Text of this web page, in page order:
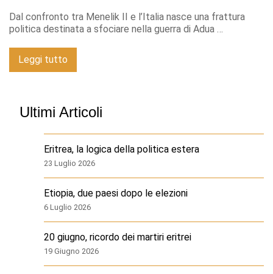
Dal confronto tra Menelik II e l’Italia nasce una frattura
politica destinata a sfociare nella guerra di Adua …
Leggi tutto
Ultimi Articoli
Eritrea, la logica della politica estera
23 Luglio 2026
Etiopia, due paesi dopo le elezioni
6 Luglio 2026
20 giugno, ricordo dei martiri eritrei
19 Giugno 2026